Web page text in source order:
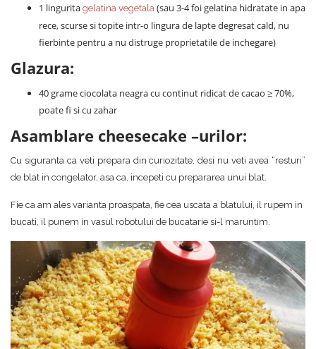
1 lingurita gelatina vegetala (sau 3-4 foi gelatina hidratate in apa
rece, scurse si topite intr-o lingura de lapte degresat cald, nu
fierbinte pentru a nu distruge proprietatile de inchegare)
Glazura:
40 grame ciocolata neagra cu continut ridicat de cacao ≥ 70%,
poate fi si cu zahar
Asamblare cheesecake –urilor:
Cu siguranta ca veti prepara din curiozitate, desi nu veti avea “resturi”
de blat in congelator, asa ca, incepeti cu prepararea unui blat.
Fie ca am ales varianta proaspata, fie cea uscata a blatului, il rupem in
bucati, il punem in vasul robotului de bucatarie si-l maruntim.